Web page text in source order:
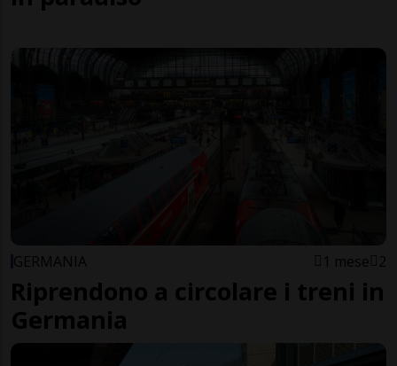
GERMANIA 1 mese 2
Riprendono a circolare i treni in
Germania